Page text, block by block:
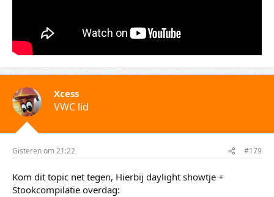
Xcess
VWC lid
Gisteren om 21:22 #179
Kom dit topic net tegen, Hierbij daylight showtje +
Stookcompilatie overdag: